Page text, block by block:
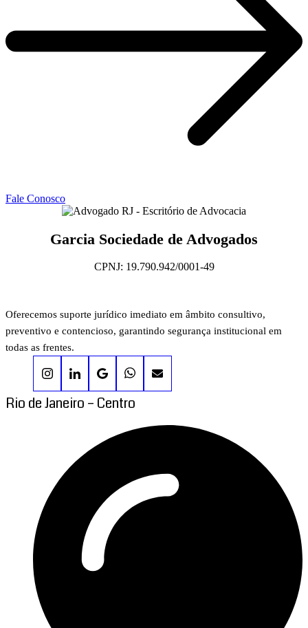
Fale Conosco
Garcia Sociedade de Advogados
CPNJ: 19.790.942/0001-49
Oferecemos suporte jurídico imediato em âmbito consultivo,
preventivo e contencioso, garantindo segurança institucional em
todas as frentes.
Rio de Janeiro – Centro